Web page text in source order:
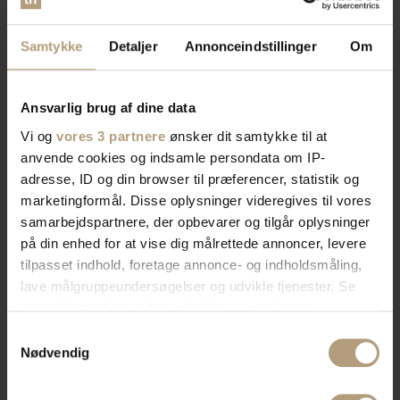
Samtykke Detaljer Annonceindstillinger Om
Ansvarlig brug af dine data
Vi og vores 3 partnere ønsker dit samtykke til at
anvende cookies og indsamle persondata om IP-
adresse, ID og din browser til præferencer, statistik og
marketingformål. Disse oplysninger videregives til vores
samarbejdspartnere, der opbevarer og tilgår oplysninger
på din enhed for at vise dig målrettede annoncer, levere
tilpasset indhold, foretage annonce- og indholdsmåling,
lave målgruppeundersøgelser og udvikle tjenester. Se
tilbage eller ændre indstillinger fra vores
"Cookiedeklaration", eller ved at trykke på "Privacy
Nødvendig